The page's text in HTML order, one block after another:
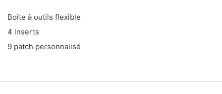
Boîte à outils flexible
4 inserts
9 patch personnalisé